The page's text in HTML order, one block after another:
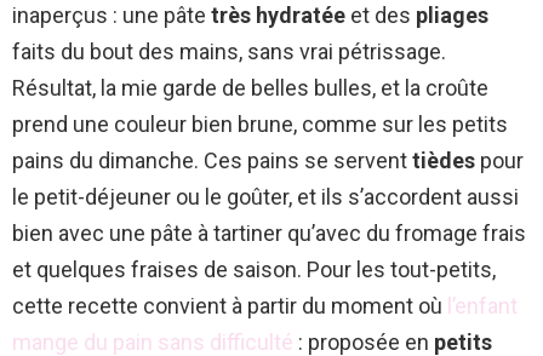
inaperçus : une pâte très hydratée et des pliages
faits du bout des mains, sans vrai pétrissage.
Résultat, la mie garde de belles bulles, et la croûte
prend une couleur bien brune, comme sur les petits
pains du dimanche. Ces pains se serventtièdes pour
le petit-déjeuner ou le goûter, et ils s’accordent aussi
bien avec une pâte à tartiner qu’avec du fromage frais
et quelques fraises de saison. Pour les tout-petits,
cette recette convient à partir du moment où l’enfant
mange du pain sans difficulté : proposée en petits